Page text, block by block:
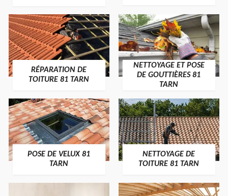
RÉPARATION DE
TOITURE 81 TARN
NETTOYAGE ET POSE
DE GOUTTIÈRES 81
TARN
POSE DE VELUX 81
TARN
NETTOYAGE DE
TOITURE 81 TARN